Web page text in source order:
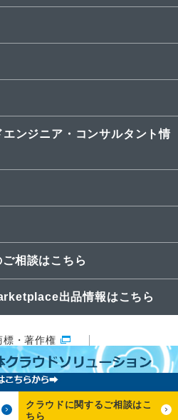
ンジニア・コンサルタント情
相談はこちら
出品情報はこちら
クラウドに関するご相談はこ
ちら
標・著作権
特定商取引法表記
NTT東日本株式会社
Reserved.